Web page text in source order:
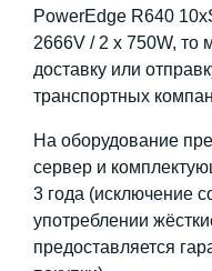
PowerEdge R640
2666V / 2 x 750W,
доставку или
транспортных
На оборудование
сервер и
3 года (исключение
употреблении
предоставляется